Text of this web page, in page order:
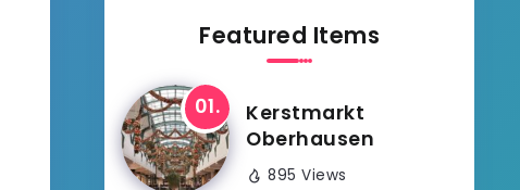
Featured Items
Kerstmarkt
Oberhausen
895 Views